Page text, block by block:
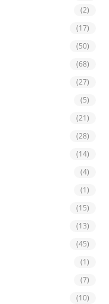
(2)
(17)
(50)
(68)
(27)
(5)
(21)
(28)
(14)
(4)
(1)
(15)
(13)
(45)
(1)
(7)
(10)